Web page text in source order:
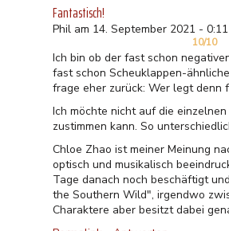
Fantastisch!
Phil am 14. September 2021 - 0:11
10/10
Ich bin ob der fast schon
fast schon Scheuklappen-
frage eher zurück: Wer legt denn
Ich möchte nicht auf die
zustimmen kann. So
Chloe Zhao ist meiner Meinung
optisch und musikalisch
Tage danach noch beschäftigt
the Southern Wild", irgendwo
Charaktere aber besitzt dabei